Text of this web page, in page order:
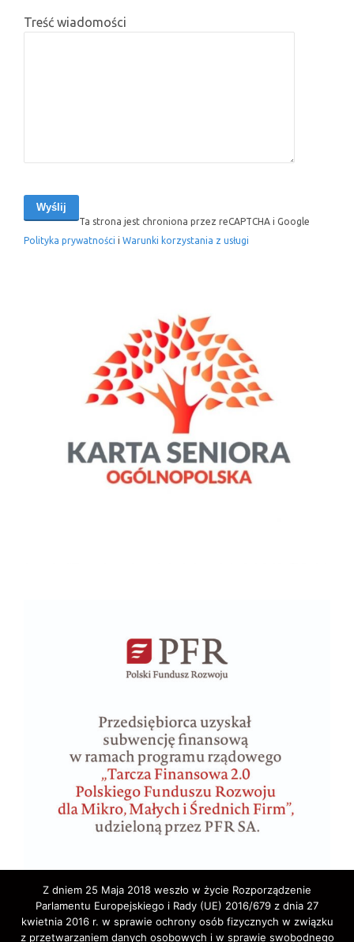
Treść wiadomości
Ta strona jest chroniona przez reCAPTCHA i Google
Polityka prywatności i Warunki korzystania z usługi
Z dniem 25 Maja 2018 weszło w życie Rozporządzenie
Parlamentu Europejskiego i Rady (UE) 2016/679 z dnia 27
kwietnia 2016 r. w sprawie ochrony osób fizycznych w związku
z przetwarzaniem danych osobowych i w sprawie swobodnego